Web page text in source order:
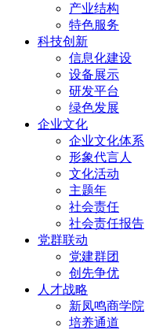
产业结构
特色服务
科技创新
信息化建设
设备展示
研发平台
绿色发展
企业文化
企业文化体系
形象代言人
文化活动
主题年
社会责任
社会责任报告
党群联动
党建群团
创先争优
人才战略
新凤鸣商学院
培养通道